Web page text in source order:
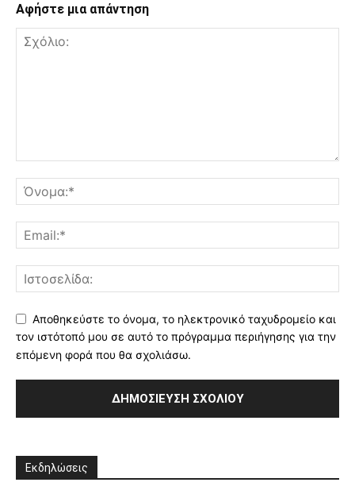
Αφήστε μια απάντηση
Αποθηκεύστε το όνομα, το ηλεκτρονικό ταχυδρομείο και
τον ιστότοπό μου σε αυτό το πρόγραμμα περιήγησης για την
επόμενη φορά που θα σχολιάσω.
Εκδηλώσεις